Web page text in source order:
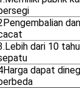
dari 10
dapat